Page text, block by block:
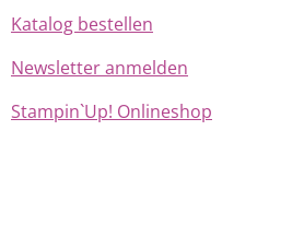
Katalog bestellen
Newsletter anmelden
Stampin`Up! Onlineshop